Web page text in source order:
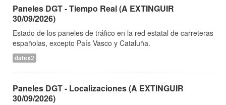
Paneles DGT - Tiempo Real (A EXTINGUIR
30/09/2026)
Estado de los paneles de tráfico en la red estatal de carreteras
españolas, excepto País Vasco y Cataluña.
datex2
Paneles DGT - Localizaciones (A EXTINGUIR
30/09/2026)